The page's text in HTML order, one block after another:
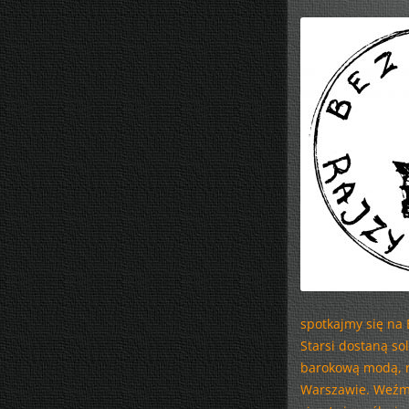
spotkajmy się na
Starsi dostaną
barokową modą,
Warszawie.